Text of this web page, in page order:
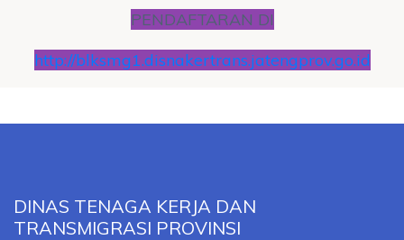
PENDAFTARAN DI
http://blksmg1.disnakertrans.jatengprov.go.id
DINAS TENAGA KERJA DAN
TRANSMIGRASI PROVINSI